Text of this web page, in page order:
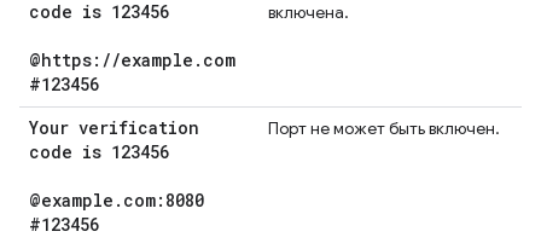
code is 123456
@https: //example . com
#123456
включена.
Your verification
code is 123456
@example . com:8080
#123456
Порт не может быть включен.